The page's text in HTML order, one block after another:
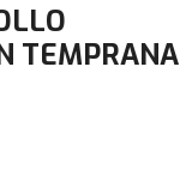
TEMPRANA